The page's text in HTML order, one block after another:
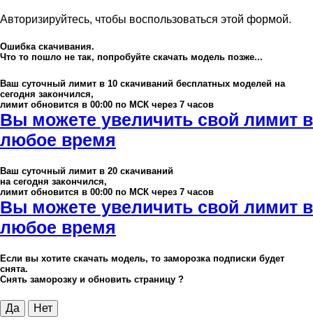
Авторизируйтесь, чтобы воспользоваться этой формой.
Ошибка скачивания.
Что то пошло не так, попробуйте скачать модель позже...
Ваш суточный лимит в 10 скачиваний бесплатных моделей на
сегодня закончился,
лимит обновится в 00:00 по МСК через 7 часов
Вы можете увеличить свой лимит в
любое время
Ваш суточный лимит в 20 скачиваний
на сегодня закончился,
лимит обновится в 00:00 по МСК через 7 часов
Вы можете увеличить свой лимит в
любое время
Если вы хотите скачать модель, то заморозка подписки будет
снята.
Снять заморозку и обновить страницу ?
Да Нет